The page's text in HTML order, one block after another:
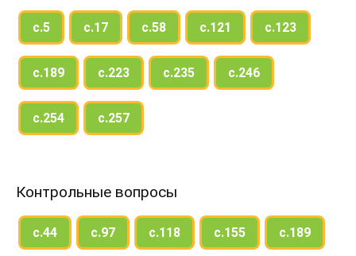
с.5 с.17 с.58 с.121 с.123
с.189 с.223 с.235 с.246
с.254 с.257
Контрольные вопросы
с.44 с.97 с.118 с.155 с.189